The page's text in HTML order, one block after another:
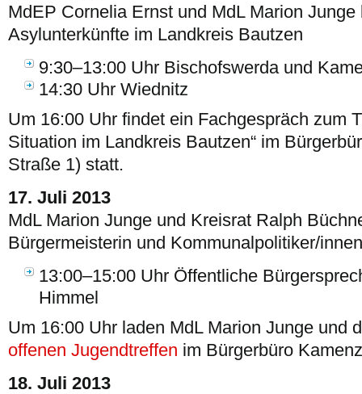
MdEP Cornelia Ernst und MdL Marion
Asylunterkünfte im Landkreis Bautzen
9:30–13:00 Uhr Bischofswerda und
14:30 Uhr Wiednitz
Um 16:00 Uhr findet ein Fachgespräch zum
Situation im Landkreis Bautzen“ im
Straße 1) statt.
17. Juli 2013
MdL Marion Junge und Kreisrat Ralph
Bürgermeisterin und Kommunalpolitiker/
13:00–15:00 Uhr Öffentliche
Himmel
Um 16:00 Uhr laden MdL Marion Junge und
offenen Jugendtreffen im Bürgerbüro
18. Juli 2013